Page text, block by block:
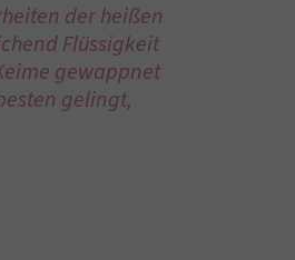
der heißen
Flüssigkeit
gewappnet
gelingt,